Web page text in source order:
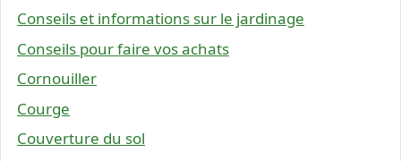
Conseils et informations sur le jardinage
Conseils pour faire vos achats
Cornouiller
Courge
Couverture du sol